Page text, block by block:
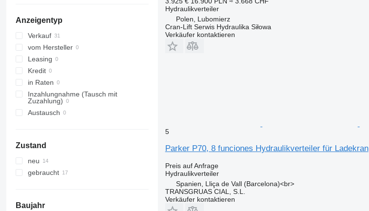
Anzeigentyp
Verkauf
vom Hersteller
Leasing
Kredit
in Raten
Inzahlungnahme (Tausch mit
Zuzahlung)
Austausch
Zustand
neu
gebraucht
Baujahr
Hydraulikverteiler
Polen, Lubomierz
Cran-Lift Serwis Hydraulika Siłowa
Verkäufer kontaktieren
5
Parker P70, 8 funciones Hydraulikverteiler für Ladekran
Preis auf Anfrage
Hydraulikverteiler
Spanien, Lliça de Vall (Barcelona)<br>
TRANSGRUAS CIAL, S.L.
Verkäufer kontaktieren